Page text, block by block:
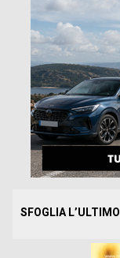
SFOGLIA